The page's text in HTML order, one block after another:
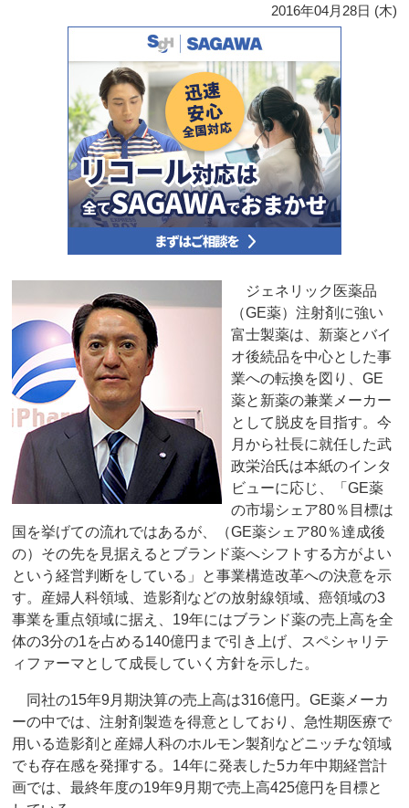
2016年04月28日 (木)
ジェネリック医薬品
（GE薬）注射剤に強い
富士製薬は、新薬とバイ
オ後続品を中心とした事
業への転換を図り、GE
薬と新薬の兼業メーカー
として脱皮を目指す。今
月から社長に就任した武
政栄治氏は本紙のインタ
ビューに応じ、「GE薬
の市場シェア80％目標は
国を挙げての流れではあるが、（GE薬シェア80％達成後
の）その先を見据えるとブランド薬へシフトする方がよい
という経営判断をしている」と事業構造改革への決意を示
す。産婦人科領域、造影剤などの放射線領域、癌領域の3
事業を重点領域に据え、19年にはブランド薬の売上高を全
体の3分の1を占める140億円まで引き上げ、スペシャリテ
ィファーマとして成長していく方針を示した。
同社の15年9月期決算の売上高は316億円。GE薬メーカ
ーの中では、注射剤製造を得意としており、急性期医療で
用いる造影剤と産婦人科のホルモン製剤などニッチな領域
でも存在感を発揮する。14年に発表した5カ年中期経営計
画では、最終年度の19年9月期で売上高425億円を目標と